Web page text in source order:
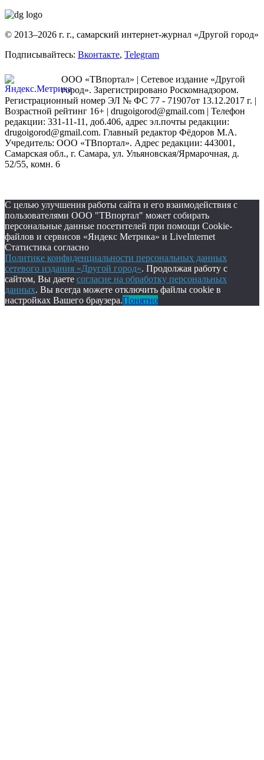
© 2013–2026 г. г., самарский интернет-журнал «Другой город»
Подписывайтесь: Вконтакте, Telegram
ООО «ТВпортал» | Сетевое издание «Другой
город». Зарегистрировано Роскомнадзором.
Регистрационный номер ЭЛ № ФС 77 - 71907от 13.12.2017 г. |
Возрастной рейтинг 16+ | drugoigorod@gmail.com | Телефон
редакции: 331-11-11, доб.406, адрес эл.почты редакции:
drugoigorod@gmail.com. Главный редактор Фёдоров М.А.
Учредитель: ООО «ТВпортал». Адрес редакции: 443001,
Самарская обл., г. Самара, ул. Ульяновская/Ярмарочная, д.
52/55, комн. 6
С целью улучшения работы сайта и его взаимодействия с
пользователями ООО "ТВпортал" может собирать
персональные данные посетителей при помощи Cookie-
файлов и сервисов «Яндекс Метрика» и LiveInternet
Статистика согласно
Политике конфиденциальности персональных данных
сетевого издания «Другой город». Продолжая работу с
сайтом, Вы даете согласие на обработку персональных
данных. Вы всегда можете отключить файлы cookie в
настройках Вашего браузера.Понятно